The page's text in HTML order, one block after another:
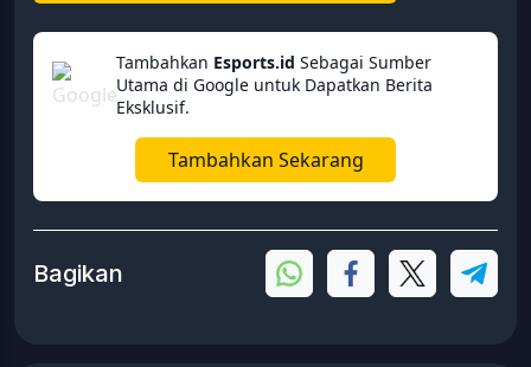
Tambahkan Esports.id Sebagai Sumber
Utama di Google untuk Dapatkan Berita
Eksklusif.
Tambahkan Sekarang
Bagikan